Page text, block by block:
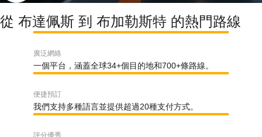
從 布達佩斯 到 布加勒斯特 的熱門路線
廣泛網絡
一個平台，涵蓋全球34+個目的地和700+條路線。
便捷預訂
我們支持多種語言並提供超過20種支付方式。
評分優秀